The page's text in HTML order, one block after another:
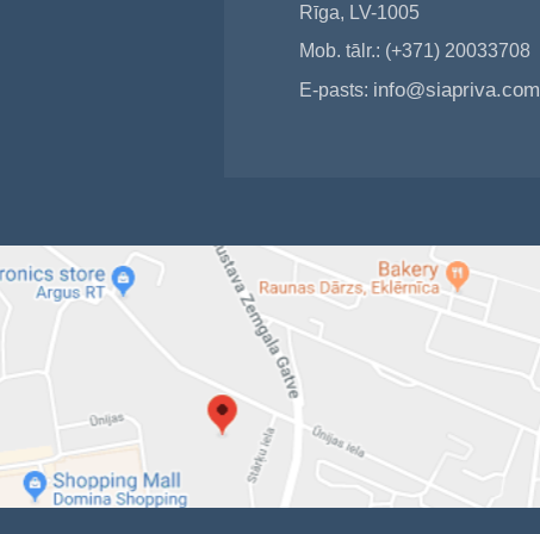
Rīga, LV-1005
Mob. tālr.: (+371) 20033708
E-pasts: info@siapriva.com